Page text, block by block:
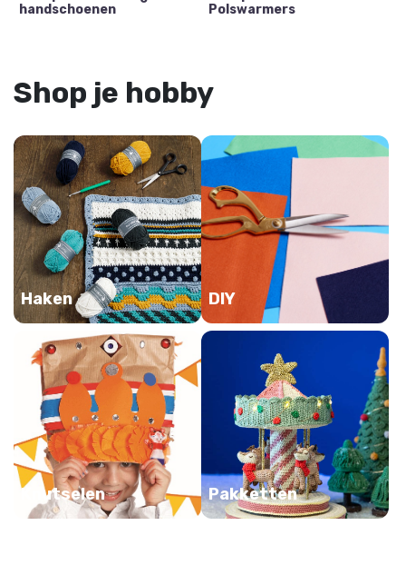
handschoenen
Polswarmers
Shop je hobby
Haken DIY
Knutselen Pakketten